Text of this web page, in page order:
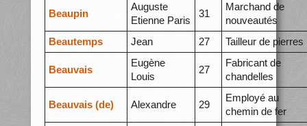
Beaupin
Auguste
Etienne Paris
31
Marchand de
nouveautés
Beautemps
Jean 27 Tailleur de pierres
Beauvais
Eugène
Louis
27
Fabricant de
chandelles
Beauvais (de) Alexandre 29
Employé au
chemin de fer